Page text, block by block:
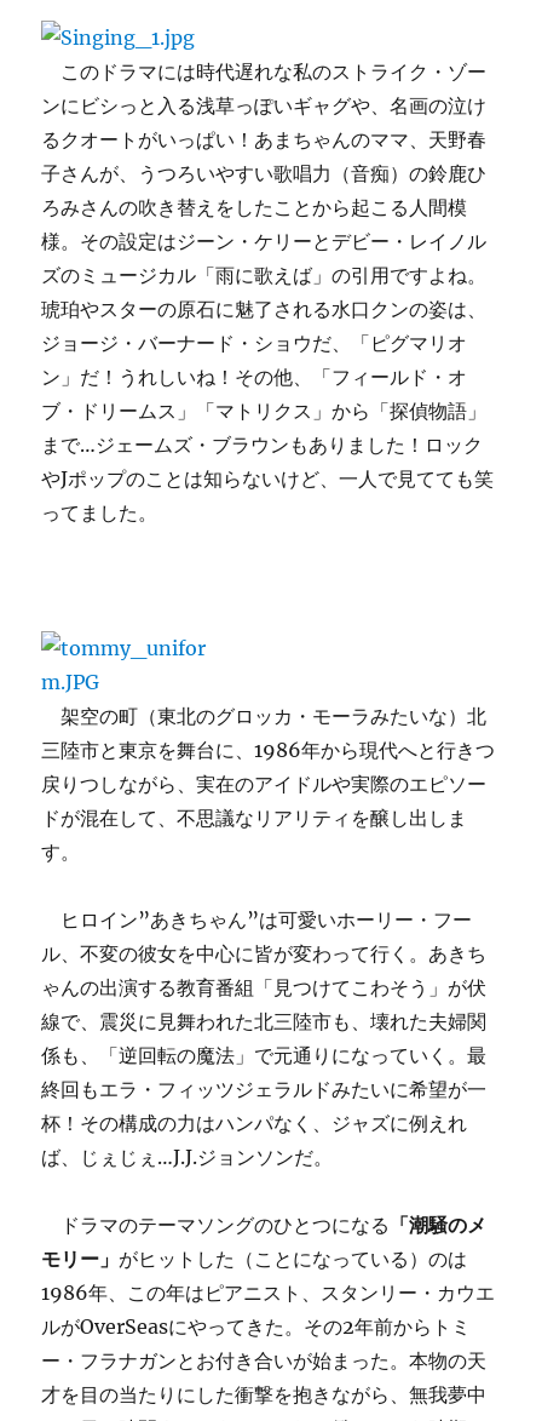
このドラマには時代遅れな私のストライク・ゾー
ンにビシっと入る浅草っぽいギャグや、名画の泣け
るクオートがいっぱい！あまちゃんのママ、天野春
子さんが、うつろいやすい歌唱力（音痴）の鈴鹿ひ
ろみさんの吹き替えをしたことから起こる人間模
様。その設定はジーン・ケリーとデビー・レイノル
ズのミュージカル「雨に歌えば」の引用ですよね。
琥珀やスターの原石に魅了される水口クンの姿は、
ジョージ・バーナード・ショウだ、「ピグマリオ
ン」だ！うれしいね！その他、「フィールド・オ
ブ・ドリームス」「マトリクス」から「探偵物語」
まで…ジェームズ・ブラウンもありました！ロック
やJポップのことは知らないけど、一人で見てても笑
ってました。
架空の町（東北のグロッカ・モーラみたいな）北
三陸市と東京を舞台に、1986年から現代へと行きつ
戻りつしながら、実在のアイドルや実際のエピソー
ドが混在して、不思議なリアリティを醸し出しま
す。
ヒロイン”あきちゃん”は可愛いホーリー・フー
ル、不変の彼女を中心に皆が変わって行く。あきち
ゃんの出演する教育番組「見つけてこわそう」が伏
線で、震災に見舞われた北三陸市も、壊れた夫婦関
係も、「逆回転の魔法」で元通りになっていく。最
終回もエラ・フィッツジェラルドみたいに希望が一
杯！その構成の力はハンパなく、ジャズに例えれ
ば、じぇじぇ…J.J.ジョンソンだ。
ドラマのテーマソングのひとつになる 「潮騒のメ
モリー」 がヒットした（ことになっている）のは
1986年、この年はピアニスト、スタンリー・カウエ
ルがOverSeasにやってきた。その2年前からトミ
ー・フラナガンとお付き合いが始まった。本物の天
才を目の当たりにした衝撃を抱きながら、無我夢中